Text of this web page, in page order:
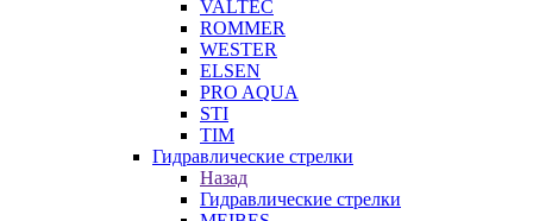
VALTEC
ROMMER
WESTER
ELSEN
PRO AQUA
STI
TIM
Гидравлические стрелки
Назад
Гидравлические стрелки